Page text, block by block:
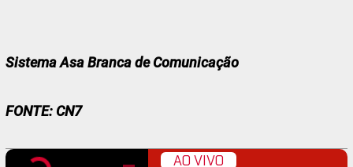
Sistema Asa Branca de Comunicação
FONTE: CN7
AO VIVO